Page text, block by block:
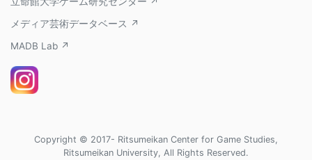
メディア芸術データベース ↗
MADB Lab ↗
Copyright © 2017- Ritsumeikan Center for Game Studies,
Ritsumeikan University, All Rights Reserved.